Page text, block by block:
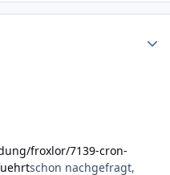
froxlor/7139-cron-
schon nachgefragt,